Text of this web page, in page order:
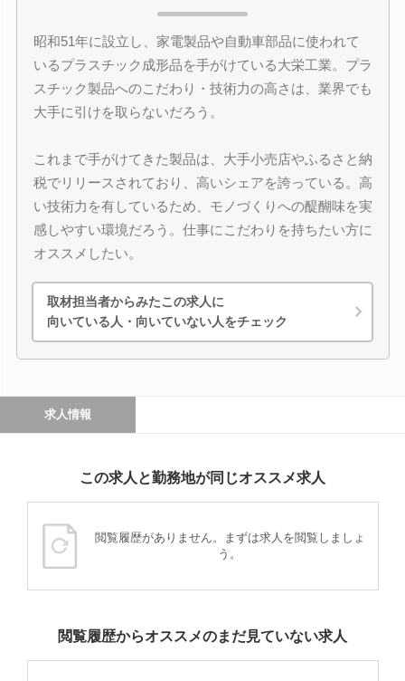
昭和51年に設立し、家電製品や自動車部品に使われて
いるプラスチック成形品を手がけている大栄工業。プラ
スチック製品へのこだわり・技術力の高さは、業界でも
大手に引けを取らないだろう。
これまで手がけてきた製品は、大手小売店やふるさと納
税でリリースされており、高いシェアを誇っている。高
い技術力を有しているため、モノづくりへの醍醐味を実
感しやすい環境だろう。仕事にこだわりを持ちたい方に
オススメしたい。
取材担当者からみたこの求人に
向いている人・向いていない人をチェック
求人情報
この求人と勤務地が同じオススメ求人
閲覧履歴がありません。まずは求人を閲覧しましょ
う。
閲覧履歴からオススメのまだ見ていない求人